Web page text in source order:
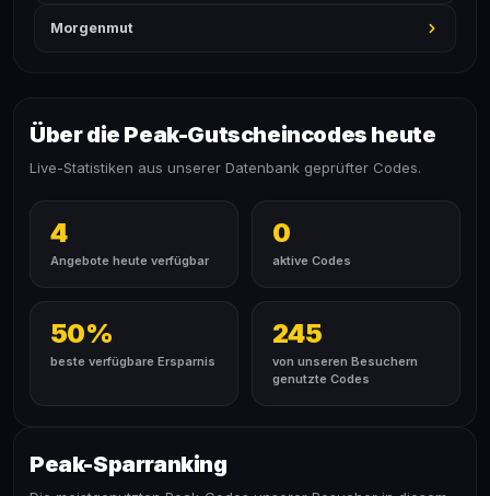
Morgenmut
Über die Peak-Gutscheincodes heute
Live-Statistiken aus unserer Datenbank geprüfter Codes.
4
Angebote heute verfügbar
0
aktive Codes
50%
beste verfügbare Ersparnis
245
von unseren Besuchern
genutzte Codes
Peak-Sparranking